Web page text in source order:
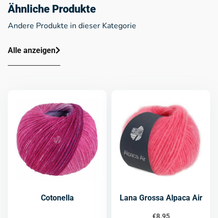
Ähnliche Produkte
Andere Produkte in dieser Kategorie
Alle anzeigen
Cotonella Lana Grossa Alpaca Air
€8.95